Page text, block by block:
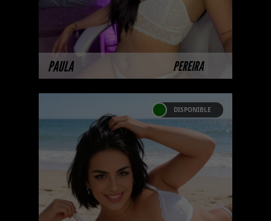
PAULA PEREIRA
ses ...
MÁS INFORMACIÓN
DISPONIBLE
KAELIS ROMERO
Próximamente.... Algunas de
nuestras modelos aún no tienen
imágenes disponibles en la web
porque están completando su
sesión ...